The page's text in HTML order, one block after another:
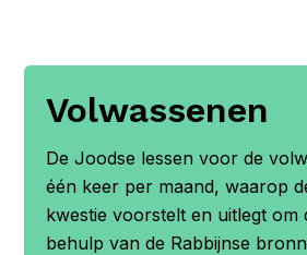
Volwassenen
De Joodse lessen voor de
één keer per maand, waarop
kwestie voorstelt en uitlegt om
behulp van de Rabbijnse